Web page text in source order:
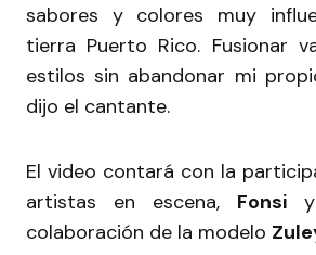
sabores y colores muy
tierra Puerto Rico. Fusionar
estilos sin abandonar mi
dijo el cantante.
El video contará con la
artistas en escena, Fonsi
colaboración de la modelo